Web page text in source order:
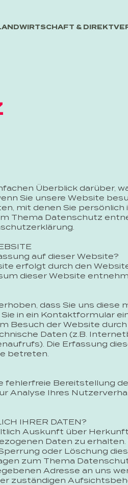
&
Überblick darüber,
Sie unsere Website
mit denen Sie
Thema Datenschutz
auf dieser Website?
erfolgt durch den
dieser Website
dass Sie uns diese
in ein Kontaktformular
Besuch der Website durch
Daten (z.B.
Die Erfassung
betreten.
fehlerfreie Bereitstellung
Analyse Ihres
IHRER DATEN?
Auskunft über
Daten zu erhalten.
oder Löschung
zum Thema
Adresse an uns
zuständigen